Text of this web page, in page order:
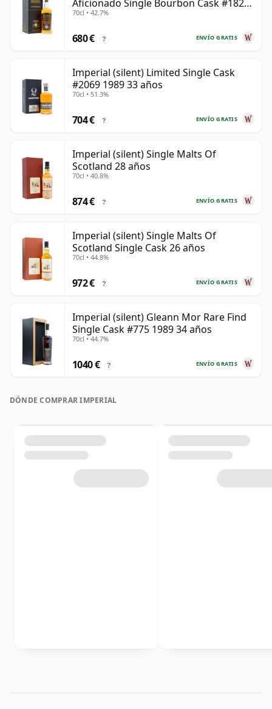
Aficionado Single Bourbon Cask #182
1989 35 años
70cl • 42.7%
ENVÍO GRATIS
680 € ?
Imperial (silent) Limited Single Cask
#2069 1989 33 años
70cl • 51.3%
ENVÍO GRATIS
704 € ?
Imperial (silent) Single Malts Of
Scotland 28 años
70cl • 40.8%
ENVÍO GRATIS
874 € ?
Imperial (silent) Single Malts Of
Scotland Single Cask 26 años
70cl • 44.8%
ENVÍO GRATIS
972 € ?
Imperial (silent) Gleann Mor Rare Find
Single Cask #775 1989 34 años
70cl • 44.7%
ENVÍO GRATIS
1040 € ?
DÓNDE COMPRAR IMPERIAL